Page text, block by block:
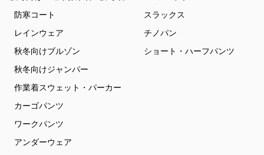
防寒コート
レインウェア
秋冬向けブルゾン
秋冬向けジャンパー
作業着スウェット・パーカー
カーゴパンツ
ワークパンツ
アンダーウェア
スラックス
チノパン
ショート・ハーフパンツ